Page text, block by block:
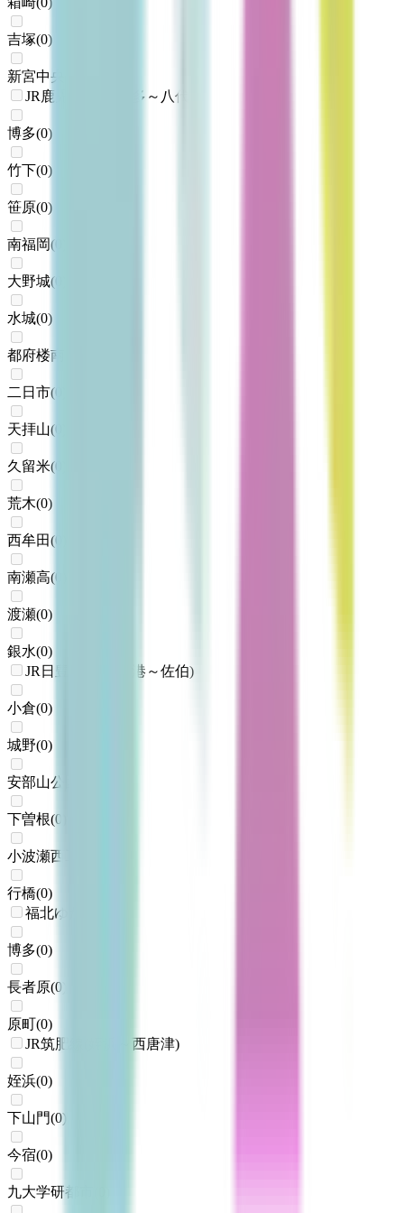
吉塚(0)
新宮中央
JR鹿児島本線(博多～八代)
博多(0)
竹下(0)
笹原(0)
南福岡(
大野城(
水城(0)
都府楼南
二日市(
天拝山(
久留米(
荒木(0)
西牟田(0
南瀬高(0
渡瀬(0)
銀水(0)
JR日豊本線(門司港～佐伯)
小倉(0)
城野(0)
安部山公園
下曽根(0
小波瀬西工大前
行橋(0)
福北ゆたか線
博多(0)
長者原(0
原町(0)
JR筑肥線(姪浜～西唐津)
姪浜(0)
下山門(0)
今宿(0)
九大学研都市